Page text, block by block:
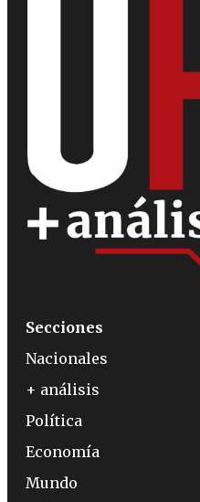
Secciones
Nacionales
+ análisis
Política
Economía
Mundo